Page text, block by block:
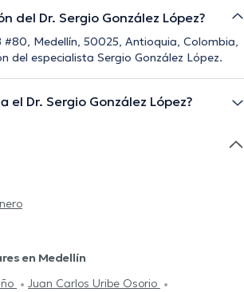
del Dr. Sergio González López?
#80, Medellín, 50025, Antioquia, Colombia,
del especialista Sergio González López.
el Dr. Sergio González López?
en Medellín
Juan Carlos Uribe Osorio